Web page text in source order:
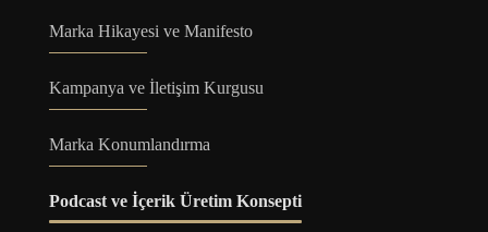
Marka Hikayesi ve Manifesto
Kampanya ve İletişim Kurgusu
Marka Konumlandırma
Podcast ve İçerik Üretim Konsepti